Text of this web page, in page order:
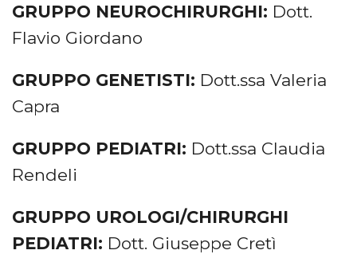
GRUPPO NEUROCHIRURGHI: Dott.
Flavio Giordano
GRUPPO GENETISTI: Dott.ssa Valeria
Capra
GRUPPO PEDIATRI: Dott.ssa Claudia
Rendeli
GRUPPO UROLOGI/CHIRURGHI
PEDIATRI: Dott. Giuseppe Cretì